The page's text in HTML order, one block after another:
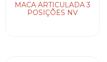
MACA ARTICULADA 3
POSIÇÕES NV